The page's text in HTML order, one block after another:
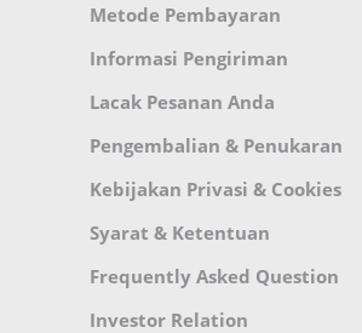
Metode Pembayaran
Informasi Pengiriman
Lacak Pesanan Anda
Pengembalian & Penukaran
Kebijakan Privasi & Cookies
Syarat & Ketentuan
Frequently Asked Question
Investor Relation